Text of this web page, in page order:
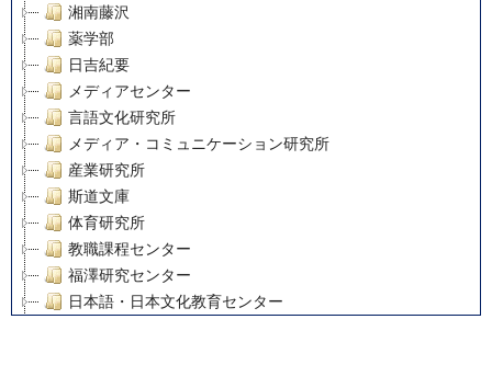
湘南藤沢
薬学部
日吉紀要
メディアセンター
言語文化研究所
メディア・コミュニケーション研究所
産業研究所
斯道文庫
体育研究所
教職課程センター
福澤研究センター
日本語・日本文化教育センター